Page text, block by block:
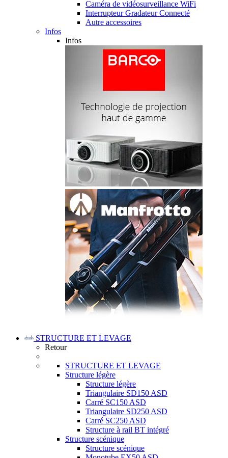
Caméra de vidéosurveillance WiFi
Interrupteur Gradateur Connecté
Autre accessoires
Infos
Infos
STRUCTURE ET LEVAGE
Retour
STRUCTURE ET LEVAGE
Structure légère
Structure légère
Triangulaire SD150 ASD
Carré SC150 ASD
Triangulaire SD250 ASD
Carré SC250 ASD
Structure à rail BT intégré
Structure scénique
Structure scénique